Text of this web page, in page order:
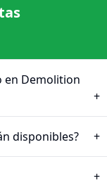
en Demolition
disponibles?